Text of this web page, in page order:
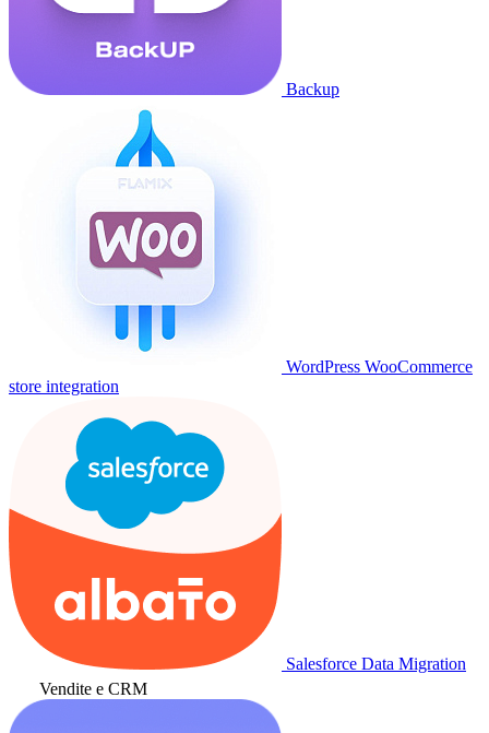
Backup
WordPress WooCommerce
store integration
Salesforce Data Migration
Vendite e CRM